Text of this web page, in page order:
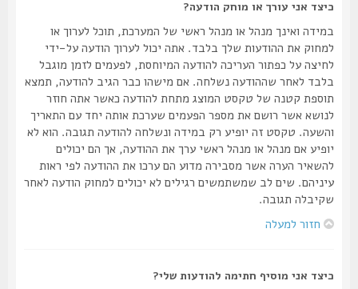
כיצד אני עורך או מוחק הודעה?
במידה ואינך מנהל או מנהל ראשי של המערכת, תוכל לערוך או
למחוק את ההודעות שלך בלבד. אתה יכול לערוך הודעה על-ידי
לחיצה על כפתור העריכה להודעה המיוחסת, לפעמים לזמן מוגבל
בלבד לאחר שההודעה נשלחה. אם מישהו כבר הגיב להודעה, תמצא
תוספת קטנה של טקסט המוצג מתחת להודעה כאשר אתה חוזר
לנושא אשר רושם את מספר הפעמים שערכת אותה יחד עם התאריך
והשעה. טקסט זה יופיע רק במידה ונשלחה להודעה תגובה. הוא לא
יופיע אם מנהל או מנהל ראשי ערך את ההודעה, אך הם יכולים
להשאיר הערה אשר מסבירה מדוע הם ערכו את ההודעה לפי ראות
עיניהם. שים לב שמשתמשים רגילים לא יכולים למחוק הודעה לאחר
שקיבלה תגובה.
חזור למעלה
כיצד אני מוסיף חתימה להודעות שלי?